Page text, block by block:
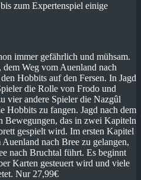
zum Expertenspiel einige
immer gefährlich und mühsam.
Weg vom Auenland nach
Hobbits auf den Fersen. In Jagd
die Rolle von Frodo und
vier andere Spieler die Nazgûl
Hobbits zu fangen. Jagd nach dem
Bewegungen, das in zwei Kapiteln
gespielt wird. Im ersten Kapitel
nach Bree zu gelangen,
nach Bruchtal führt. Es beginnt
Karten gesteuert wird und viele
Nur 27,99€